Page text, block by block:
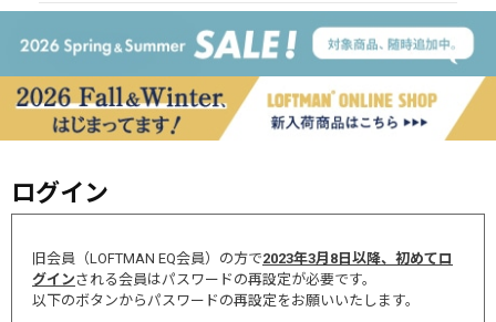
ログイン
旧会員（LOFTMAN EQ会員）の方で2023年3月8日以降、初めてロ
グインされる会員はパスワードの再設定が必要です。
以下のボタンからパスワードの再設定をお願いいたします。